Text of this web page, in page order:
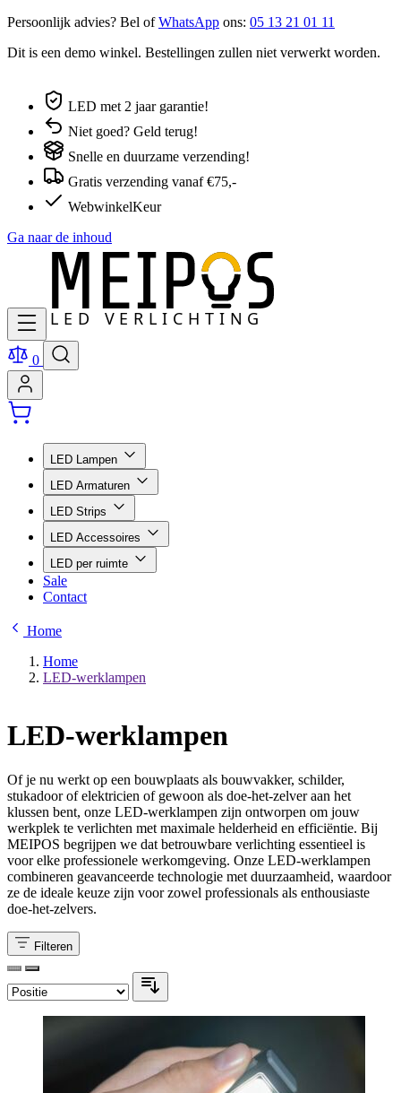
Persoonlijk advies? Bel ofWhatsApp ons: 05 13 21 01 11
Dit is een demo winkel. Bestellingen zullen niet verwerkt worden.
LED met 2 jaar garantie!
Niet goed? Geld terug!
Snelle en duurzame verzending!
Gratis verzending vanaf €75,-
WebwinkelKeur
Ga naar de inhoud
0
LED Lampen
LED Armaturen
LED Strips
LED Accessoires
LED per ruimte
Sale
Contact
Home
Home
LED-werklampen
LED-werklampen
Of je nu werkt op een bouwplaats als bouwvakker, schilder,
stukadoor of elektricien of gewoon als doe-het-zelver aan het
klussen bent, onze LED-werklampen zijn ontworpen om jouw
werkplek te verlichten met maximale helderheid en efficiëntie. Bij
MEIPOS begrijpen we dat betrouwbare verlichting essentieel is
voor elke professionele werkomgeving. Onze LED-werklampen
combineren geavanceerde technologie met duurzaamheid, waardoor
ze de ideale keuze zijn voor zowel professionals als enthousiaste
doe-het-zelvers.
Filteren